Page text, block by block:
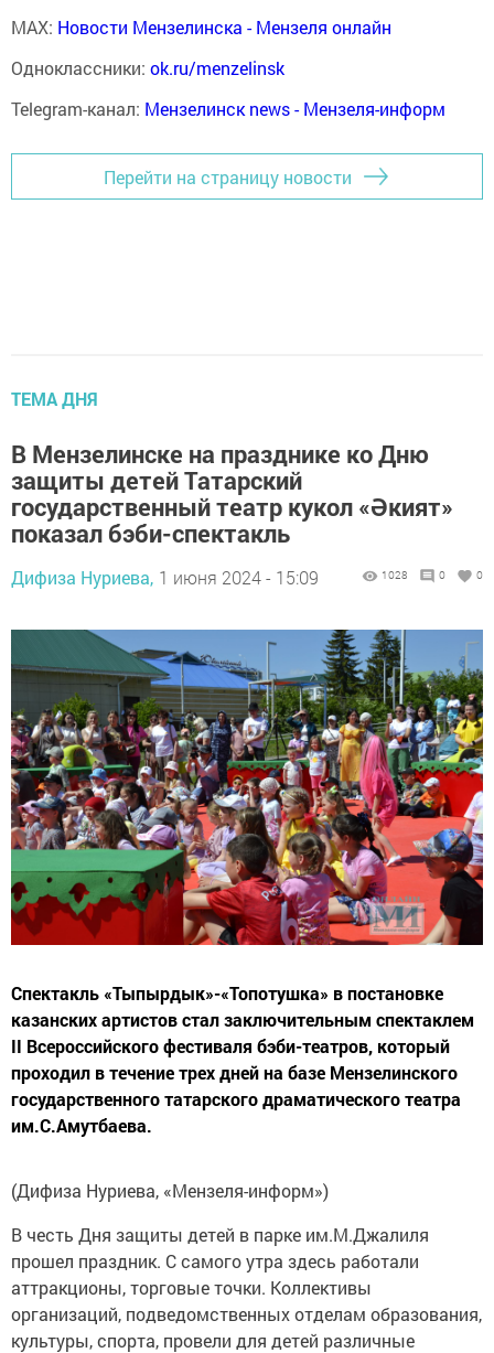
MAX: Новости Мензелинска - Мензеля онлайн
Одноклассники: ok.ru/menzelinsk
Telegram-канал: Мензелинск news - Мензеля-информ
Перейти на страницу новости
ТЕМА ДНЯ
В Мензелинске на празднике ко Дню
защиты детей Татарский
государственный театр кукол «Әкият»
показал бэби-спектакль
Дифиза Нуриева, 1 июня 2024 - 15:09 1028 0 0
Спектакль «Тыпырдык»-«Топотушка» в постановке
казанских артистов стал заключительным спектаклем
II Всероссийского фестиваля бэби-театров, который
проходил в течение трех дней на базе Мензелинского
государственного татарского драматического театра
им.С.Амутбаева.
(Дифиза Нуриева, «Мензеля-информ»)
В честь Дня защиты детей в парке им.М.Джалиля
прошел праздник. С самого утра здесь работали
аттракционы, торговые точки. Коллективы
организаций, подведомственных отделам образования,
культуры, спорта, провели для детей различные